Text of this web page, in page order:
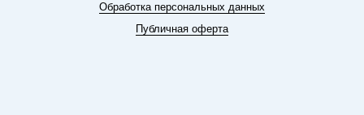
Обработка персональных данных
Публичная оферта